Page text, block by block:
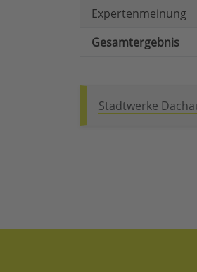
Expertenmeinung
Gesamtergebnis
Stadtwerke